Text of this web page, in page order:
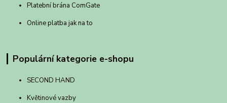
Platební brána ComGate
Online platba jak na to
Populární kategorie e-shopu
SECOND HAND
Květinové vazby